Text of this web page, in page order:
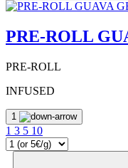
PRE-ROLL
PRE-ROLL
INFUSED
1
1 3 5 10